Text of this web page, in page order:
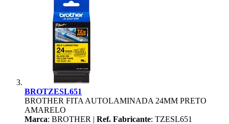
BROTZESL651
BROTHER FITA AUTOLAMINADA 24MM PRETO
AMARELO
Marca: BROTHER | Ref. Fabricante: TZESL651